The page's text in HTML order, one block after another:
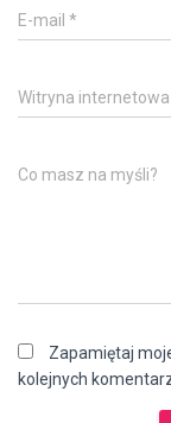
E-mail *
Witryna internetowa
Co masz na myśli?
Zapamiętaj
kolejnych